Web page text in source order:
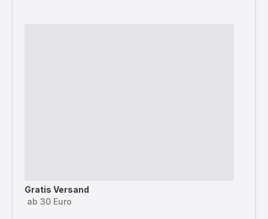
Gratis Versand
ab 30 Euro